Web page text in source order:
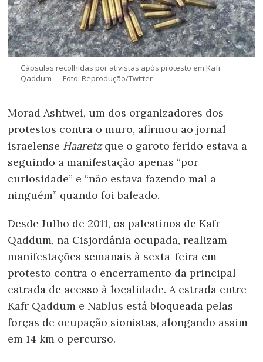
Cápsulas recolhidas por ativistas após protesto em Kafr
Qaddum — Foto: Reprodução/Twitter
Morad Ashtwei, um dos organizadores dos
protestos contra o muro, afirmou ao jornal
israelense Haaretzque o garoto ferido estava a
seguindo a manifestação apenas “por
curiosidade” e “não estava fazendo mal a
ninguém” quando foi baleado.
Desde Julho de 2011, os palestinos de Kafr
Qaddum, na Cisjordânia ocupada, realizam
manifestações semanais à sexta-feira em
protesto contra o encerramento da principal
estrada de acesso à localidade. A estrada entre
Kafr Qaddum e Nablus está bloqueada pelas
forças de ocupação sionistas, alongando assim
em 14 km o percurso.